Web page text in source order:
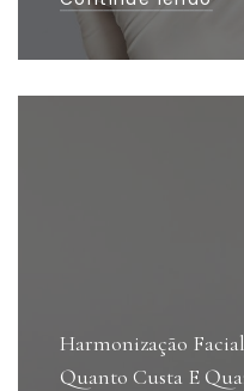
Harmonização
Quanto Custa E